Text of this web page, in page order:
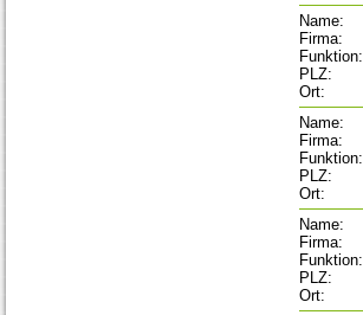
Name:
Firma:
Funktion:
PLZ:
Ort:
Name:
Firma:
Funktion:
PLZ:
Ort:
Name:
Firma:
Funktion:
PLZ:
Ort: